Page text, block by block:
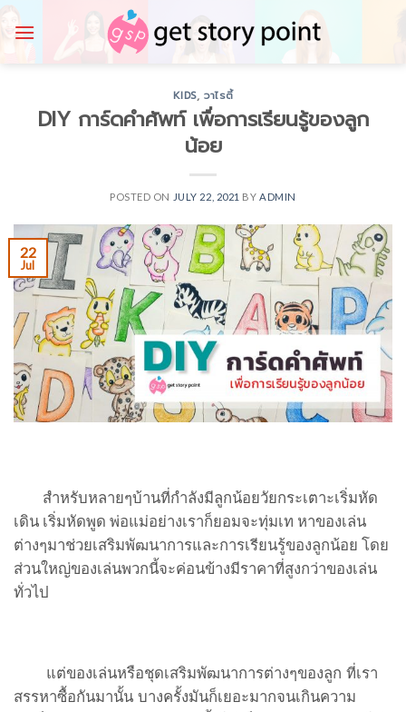
Skip
KIDS,วาไรตี้
DIY การ์ดคำศัพท์ เพื่อการเรียนรู้ของลูก
น้อย
POSTED ON JULY 22, 2021 BY ADMIN
22
Jul
สำหรับหลายๆบ้านที่กำลังมีลูกน้อยวัยกระเตาะเริ่มหัด
เดิน เริ่มหัดพูด พ่อแม่อย่างเราก็ยอมจะทุ่มเท หาของเล่น
ต่างๆมาช่วยเสริมพัฒนาการและการเรียนรู้ของลูกน้อย โดย
ส่วนใหญ่ของเล่นพวกนี้จะค่อนข้างมีราคาที่สูงกว่าของเล่น
ทั่วไป
แต่ของเล่นหรือชุดเสริมพัฒนาการต่างๆของลูก ที่เรา
สรรหาซื้อกันมานั้น บางครั้งมันก็เยอะมากจนเกินความ